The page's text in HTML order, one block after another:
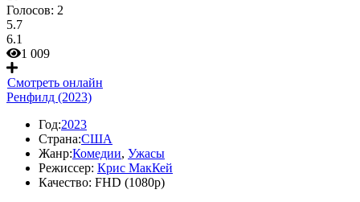
Голосов: 2
5.7
6.1
1 009
Смотреть онлайн
Ренфилд (2023)
Год:2023
Страна:США
Жанр:Комедии, Ужасы
Режиссер: Крис МакКей
Качество: FHD (1080p)